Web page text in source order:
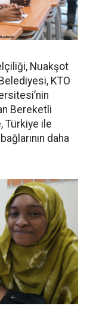
Nuakşot
KTO
Bereketli
Türkiye ile
daha